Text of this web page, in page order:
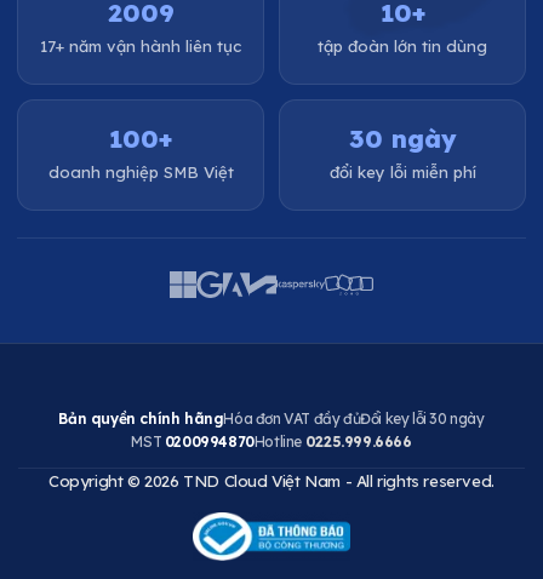
2009
17+ năm vận hành liên tục
10+
tập đoàn lớn tin dùng
100+
doanh nghiệp SMB Việt
30 ngày
đổi key lỗi miễn phí
Bản quyền chính hãngHóa đơn VAT đầy đủĐổi key lỗi 30 ngày
MST 0200994870Hotline 0225.999.6666
Copyright © 2026 TND Cloud Việt Nam - All rights reserved.